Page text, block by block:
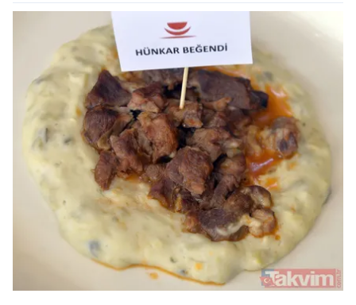
toplumu hizmetlerinin sunulması amacıyla
kullanılmaktadır. Diğer çerezler, sitemizin daha işlevsel
kılınması ve kişiselleştirilmesi ve sizlere yönelik
reklam/pazarlama faaliyetlerinin yapılması, amaçlarıyla
sınırlı olarak açık rızanız dahilinde kullanılacaktır.
Çerezlere ilişkin tercihlerinizi aşağıda yer alan panel
vasıtasıyla belirleyebilirsiniz. Çerezlere ilişkin detaylı bilgi
için Ayarlar butonuna tıklayabilir,Çerez Bilgilendirme
Metnimizi
ziyaret edebilirsiniz.
6698 sayılı Kişisel Verilerin Korunması Kanunu uyarınca
hazırlanmış Aydınlatma Metnimizi okumak ve sitemizde
ilgili mevzuata uygun olarak kullanılan çerezlerle ilgili bilgi
tıklayınız .